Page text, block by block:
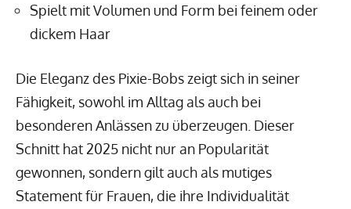
Spielt mit Volumen und Form bei feinem oder
dickem Haar
Die Eleganz des Pixie-Bobs zeigt sich in seiner
Fähigkeit, sowohl im Alltag als auch bei
besonderen Anlässen zu überzeugen. Dieser
Schnitt hat 2025 nicht nur an Popularität
gewonnen, sondern gilt auch als mutiges
Statement für Frauen, die ihre Individualität